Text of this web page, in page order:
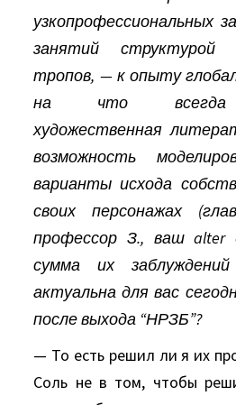
узкопрофессиональных
занятий структурой
тропов, — к опыту
на что всегда
художественная
возможность
варианты исхода
своих персонажах
профессор З., ваш alter
сумма их
актуальна для вас
после выхода “НРЗБ”?
— То есть решил ли я их
Соль не в том, чтобы